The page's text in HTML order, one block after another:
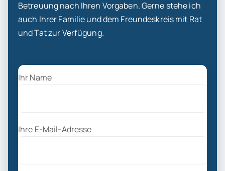
Betreuung nach Ihren Vorgaben. Gerne stehe ich
auch Ihrer Familie und dem Freundeskreis mit Rat
und Tat zur Verfügung.
Ihr Name
Ihre E-Mail-Adresse